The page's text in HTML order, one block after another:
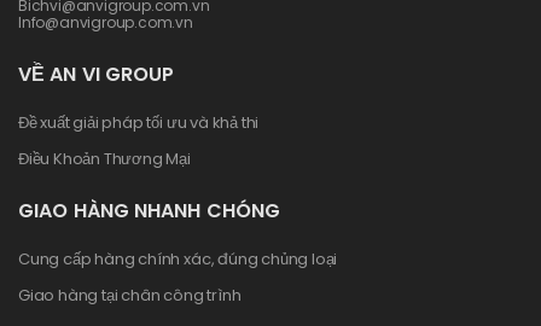
Bichvi@anvigroup.com.vn
Info@anvigroup.com.vn
VỀ AN VI GROUP
Đề xuất giải pháp tối ưu và khả thi
Điều Khoản Thương Mại
GIAO HÀNG NHANH CHÓNG
Cung cấp hàng chính xác, đúng chủng loại
Giao hàng tại chân công trình